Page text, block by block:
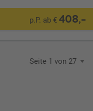
p.P. ab €408,-
Seite 1 von 27